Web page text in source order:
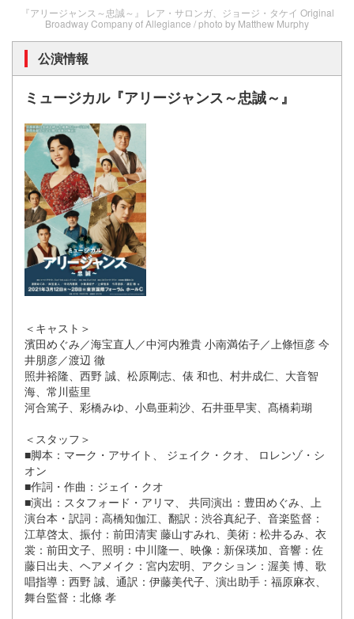
『アリージャンス～忠誠～』 レア・サロンガ、ジョージ・タケイ Original
Broadway Company of Allegiance / photo by Matthew Murphy
公演情報
ミュージカル『アリージャンス～忠誠～』
＜キャスト＞
濱田めぐみ／海宝直人／中河内雅貴 小南満佑子／上條恒彦 今
井朋彦／渡辺 徹
照井裕隆、西野 誠、松原剛志、俵 和也、村井成仁、大音智
海、常川藍里
河合篤子、彩橋みゆ、小島亜莉沙、石井亜早実、髙橋莉瑚
＜スタッフ＞
■脚本：マーク・アサイト、 ジェイク・クオ、 ロレンゾ・シ
オン
■作詞・作曲：ジェイ・クオ
■演出：スタフォード・アリマ、 共同演出：豊田めぐみ、上
演台本・訳詞：高橋知伽江、翻訳：渋谷真紀子、音楽監督：
江草啓太、振付：前田清実 藤山すみれ、美術：松井るみ、衣
裳：前田文子、照明：中川隆一、映像：新保瑛加、音響：佐
藤日出夫、ヘアメイク：宮内宏明、アクション：渥美 博、歌
唱指導：西野 誠、通訳：伊藤美代子、演出助手：福原麻衣、
舞台監督：北條 孝